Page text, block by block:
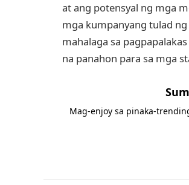
at ang potensyal ng mga
mga kumpanyang tulad ng
mahalaga sa
na panahon para sa mga
Mag-enjoy sa pinaka-